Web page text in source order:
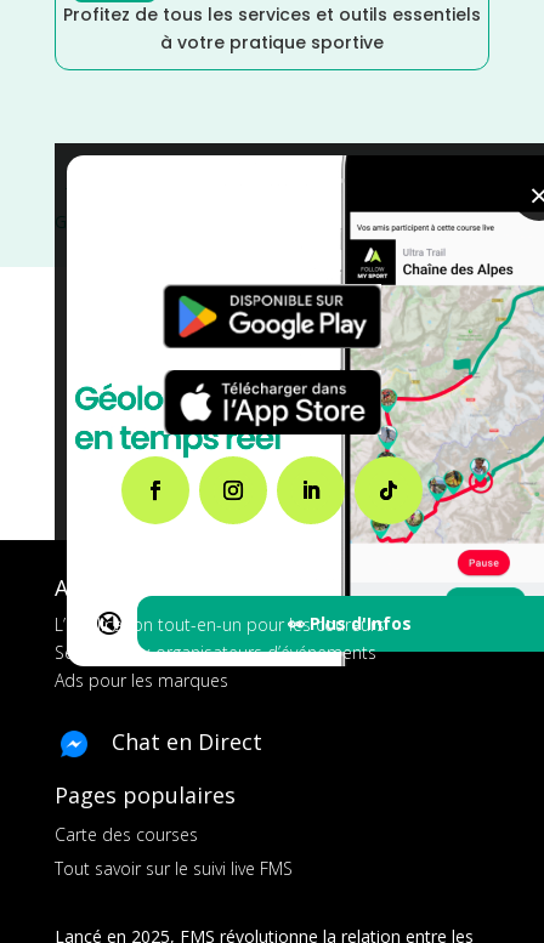
Profitez de tous les services et outils essentiels
à votre pratique sportive
🔇 👀 Plus d'Infos
Trail
Garonne
Distance Marathon
courses /Avril
A propos de FMS
L’application tout-en-un pour les coureurs
Services aux organisateurs d’événements
Ads pour les marques
Chat en Direct
Pages populaires
Carte des courses
Tout savoir sur le suivi live FMS
Lancé en 2025, FMS révolutionne la relation entre les